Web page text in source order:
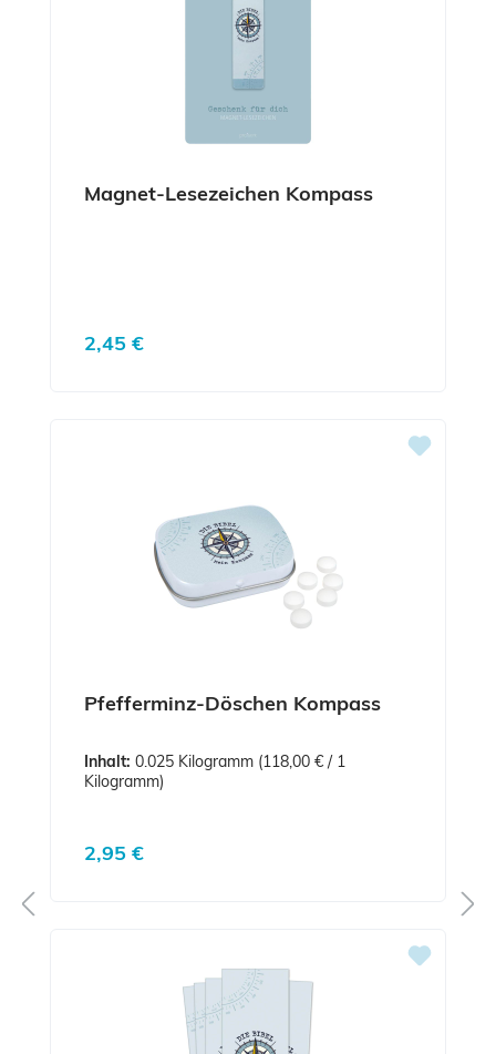
Magnet-Lesezeichen Kompass
Regulärer Preis:
2,45 €
Pfefferminz-Döschen Kompass
Inhalt: 0.025 Kilogramm (118,00 € / 1
Kilogramm)
Regulärer Preis:
2,95 €